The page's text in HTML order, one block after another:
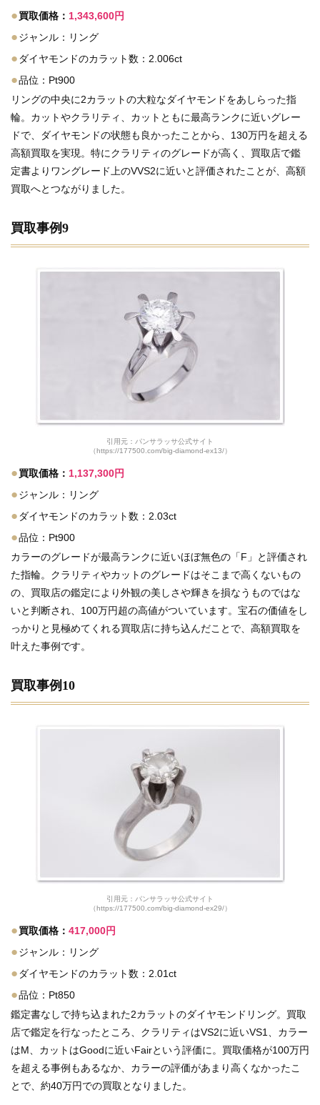
●買取価格： 1,343,600円
●ジャンル：リング
● ダイヤモンドのカラット数：2.006ct
●品位：Pt900
リングの中央に2カラットの大粒なダイヤモンドをあしらった指
輪。カットやクラリティ、カットともに最高ランクに近いグレー
ドで、ダイヤモンドの状態も良かったことから、130万円を超える
高額買取を実現。特にクラリティのグレードが高く、買取店で鑑
定書よりワングレード上のVVS2に近いと評価されたことが、高額
買取へとつながりました。
買取事例9
引用元：パンサラッサ公式サイト
（https://177500.com/big-diamond-ex13/）
●買取価格： 1,137,300円
●ジャンル：リング
● ダイヤモンドのカラット数：2.03ct
●品位：Pt900
カラーのグレードが最高ランクに近いほぼ無色の「F」と評価され
た指輪。クラリティやカットのグレードはそこまで高くないもの
の、買取店の鑑定により外観の美しさや輝きを損なうものではな
いと判断され、100万円超の高値がついています。宝石の価値をし
っかりと見極めてくれる買取店に持ち込んだことで、高額買取を
叶えた事例です。
買取事例10
引用元：パンサラッサ公式サイト
（https://177500.com/big-diamond-ex29/）
●買取価格： 417,000円
●ジャンル：リング
● ダイヤモンドのカラット数：2.01ct
●品位：Pt850
鑑定書なしで持ち込まれた2カラットのダイヤモンドリング。買取
店で鑑定を行なったところ、クラリティはVS2に近いVS1、カラー
はM、カットはGoodに近いFairという評価に。買取価格が100万円
を超える事例もあるなか、カラーの評価があまり高くなかったこ
とで、約40万円での買取となりました。